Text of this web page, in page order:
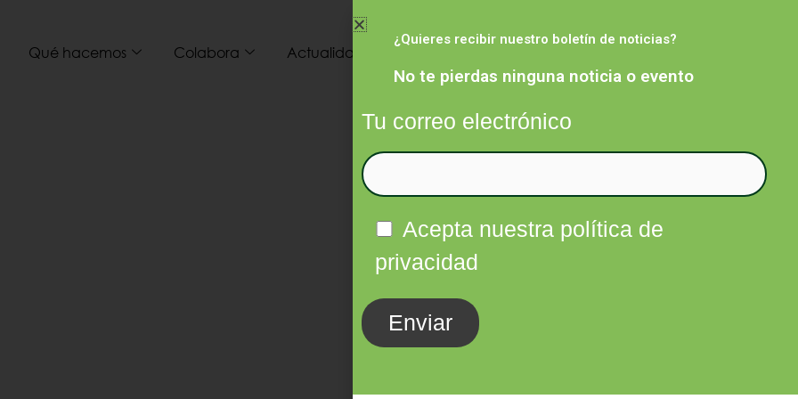
Qué hacemos Colabora Actualidad Infórmate FacebookTwitter
¿Quieres recibir nuestro boletín de noticias?
No te pierdas ninguna noticia o evento
Tu correo electrónico
Acepta nuestra política de
privacidad